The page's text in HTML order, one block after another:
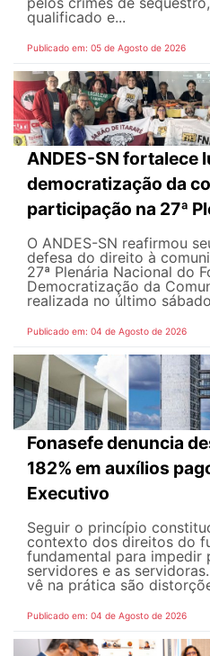
qualificado e...
Publicado em: 05 de Agosto de 2026
ANDES-SN fortalece
democratização da
participação na 27ª
O ANDES-SN reafirmou
defesa do direito à
27ª Plenária Nacional do
Democratização da
realizada no último
Publicado em: 04 de Agosto de 2026
Fonasefe denuncia
182% em auxílios
Executivo
Seguir o princípio
contexto dos direitos do
fundamental para
servidores e as
vê na prática são
Publicado em: 04 de Agosto de 2026